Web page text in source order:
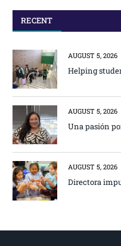
RECENT
AUGUST 5, 2026
Helping
AUGUST 5, 2026
Una pasión
AUGUST 5, 2026
Directora